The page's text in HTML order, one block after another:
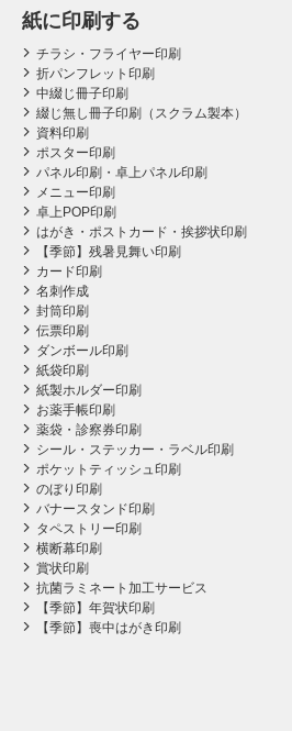
紙に印刷する
チラシ・フライヤー印刷
折パンフレット印刷
中綴じ冊子印刷
綴じ無し冊子印刷（スクラム製本）
資料印刷
ポスター印刷
パネル印刷・卓上パネル印刷
メニュー印刷
卓上POP印刷
はがき・ポストカード・挨拶状印刷
【季節】残暑見舞い印刷
カード印刷
名刺作成
封筒印刷
伝票印刷
ダンボール印刷
紙袋印刷
紙製ホルダー印刷
お薬手帳印刷
薬袋・診察券印刷
シール・ステッカー・ラベル印刷
ポケットティッシュ印刷
のぼり印刷
バナースタンド印刷
タペストリー印刷
横断幕印刷
賞状印刷
抗菌ラミネート加工サービス
【季節】年賀状印刷
【季節】喪中はがき印刷